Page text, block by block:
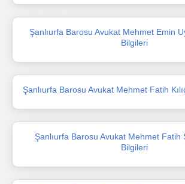
Şanlıurfa Barosu Avukat Mehmet Emin
Bilgileri
Şanlıurfa Barosu Avukat Mehmet Fatih
Şanlıurfa Barosu Avukat Mehmet Fatih
Bilgileri